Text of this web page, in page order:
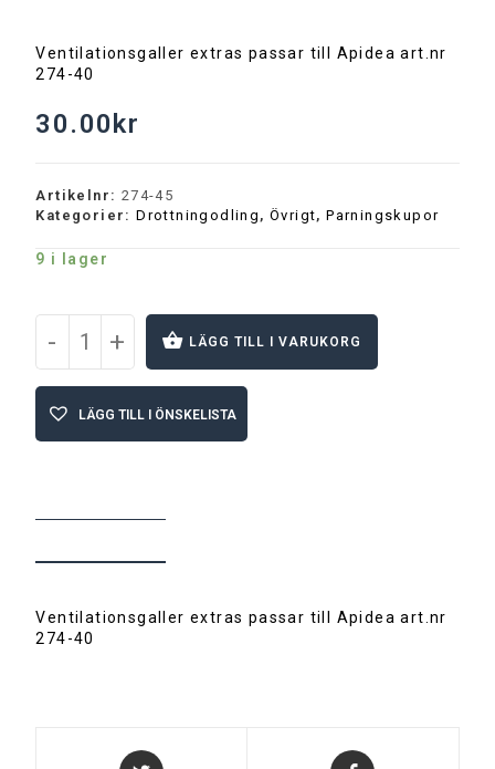
Ventilationsgaller extras passar till Apidea art.nr
274-40
30.00 kr
Artikelnr: 274-45
Kategorier:Drottningodling ,Övrigt,Parningskupor
9 i lager
- + LÄGG TILL I VARUKORG
e
v
:
LÄGG TILL I ÖNSKELISTA
Ventilationsgaller extras passar till Apidea art.nr
274-40